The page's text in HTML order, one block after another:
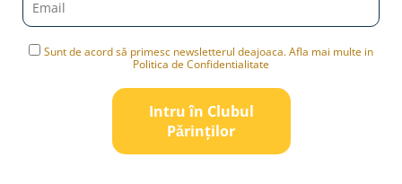
Sunt de acord să primesc newsletterul deajoaca. Afla mai multe in
Politica de Confidentialitate
Intru în Clubul
Pǎrinților